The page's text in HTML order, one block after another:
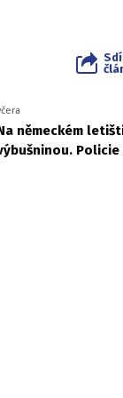
německém